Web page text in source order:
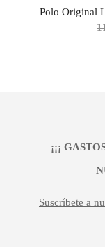
Polo Original
¡¡¡
Suscríbete a